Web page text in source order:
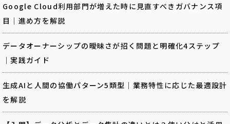
Google Cloud利用部門が増えた時に見直すべきガバナンス項
目｜進め方を解説
データオーナーシップの曖昧さが招く問題と明確化4ステップ
｜実践ガイド
生成AIと人間の協働パターン5類型｜業務特性に応じた最適設計
を解説